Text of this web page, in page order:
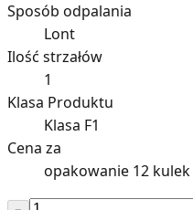
Sposób odpalania
Lont
Ilość strzałów
1
Klasa Produktu
Klasa F1
Cena za
opakowanie 12 kulek